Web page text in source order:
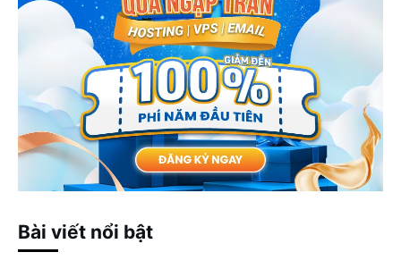
Bài viết nổi bật